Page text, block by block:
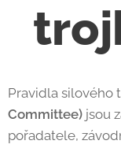
Pravidla silového
Committee) jsou
pořadatele,